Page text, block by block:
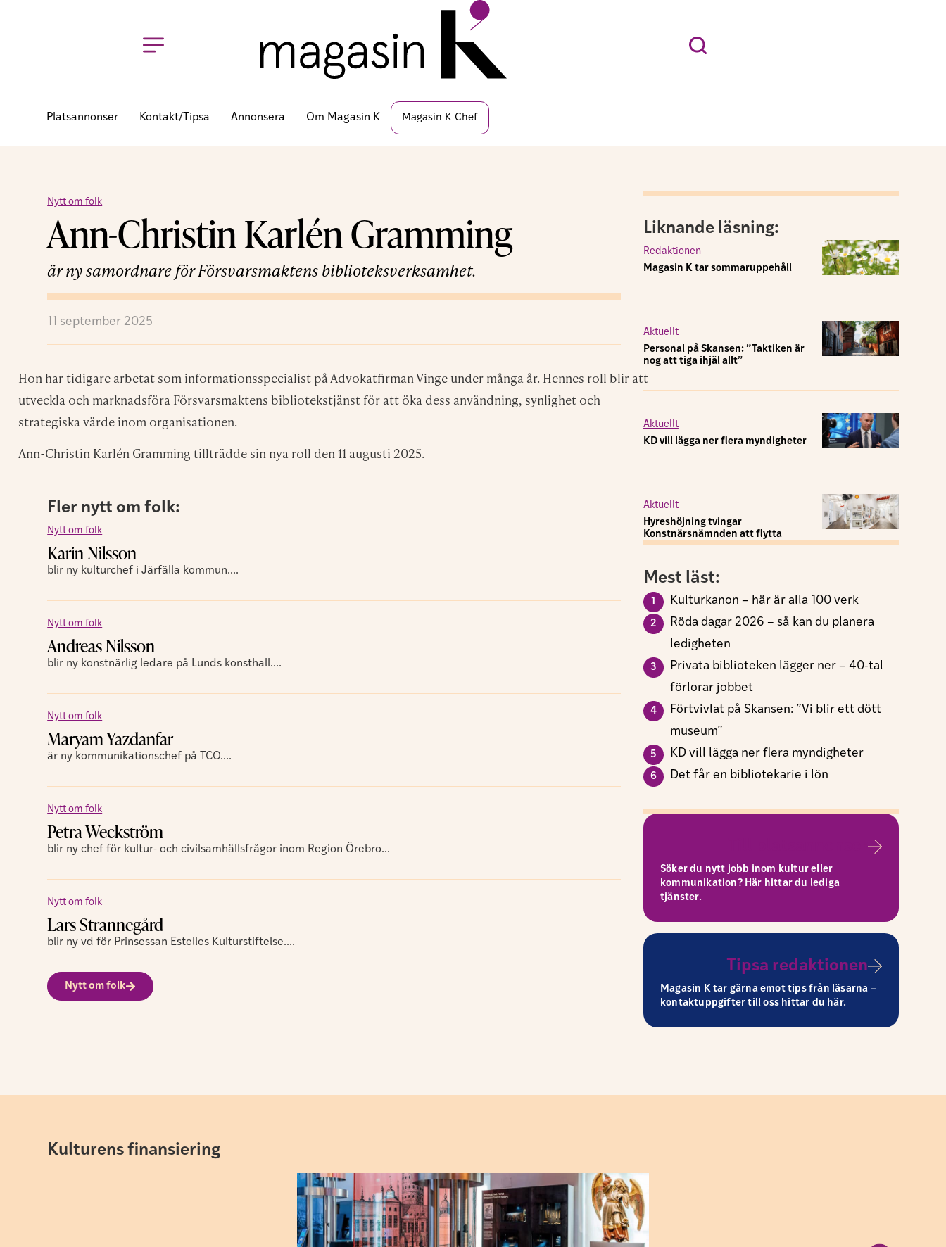
Platsannonser Kontakt/tipsa Annonsera Om Magasin K Magasin K Chef
Nytt om folk
Ann-Christin Karlén Gramming
är ny samordnare för Försvarsmaktens biblioteksverksamhet.
11 september 2025
Hon har tidigare arbetat som informationsspecialist på Advokatfirman Vinge under många år. Hennes roll blir att
utveckla och marknadsföra Försvarsmaktens bibliotekstjänst för att öka dess användning, synlighet och
strategiska värde inom organisationen.
Ann-Christin Karlén Gramming tillträdde sin nya roll den 11 augusti 2025.
Fler nytt om folk:
Nytt om folk
Karin Nilsson
blir ny kulturchef i Järfälla kommun....
Nytt om folk
Andreas Nilsson
blir ny konstnärlig ledare på Lunds konsthall....
Nytt om folk
Maryam Yazdanfar
är ny kommunikationschef på TCO....
Nytt om folk
Petra Weckström
blir ny chef för kultur- och civilsamhällsfrågor inom Region Örebro...
Nytt om folk
Lars Strannegård
blir ny vd för Prinsessan Estelles Kulturstiftelse....
Nytt om folk
Liknande läsning:
Redaktionen
Magasin K tar sommaruppehåll
Aktuellt
Personal på Skansen: ”Taktiken är
nog att tiga ihjäl allt”
Aktuellt
KD vill lägga ner flera myndigheter
Aktuellt
Hyreshöjning tvingar
Konstnärsnämnden att flytta
Mest läst:
Kulturkanon – här är alla 100 verk
Röda dagar 2026 – så kan du planera
ledigheten
Privata biblioteken lägger ner – 40-tal
förlorar jobbet
Förtvivlat på Skansen: ”Vi blir ett dött
museum”
KD vill lägga ner flera myndigheter
Det får en bibliotekarie i lön
Söker du nytt jobb inom kultur eller
kommunikation? Här hittar du lediga
tjänster.
Tipsa redaktionen
Magasin K tar gärna emot tips från läsarna –
kontaktuppgifter till oss hittar du här.
Kulturens finansiering